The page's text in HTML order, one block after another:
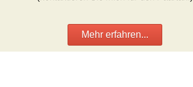
Mehr erfahren...